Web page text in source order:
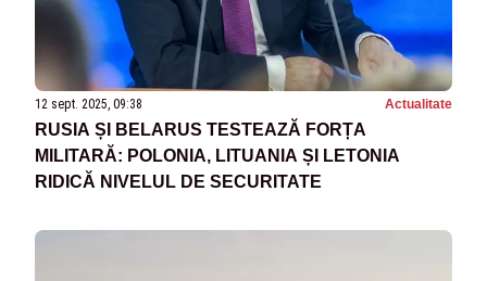
12 sept. 2025, 09:38 Actualitate
RUSIA ȘI BELARUS TESTEAZĂ FORȚA
MILITARĂ: POLONIA, LITUANIA ȘI LETONIA
RIDICĂ NIVELUL DE SECURITATE